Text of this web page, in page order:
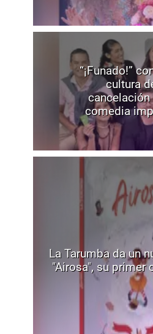
“¡Funado!”
cultura
cancelación
comedia
La Tarumba da un
"Airosa", su primer